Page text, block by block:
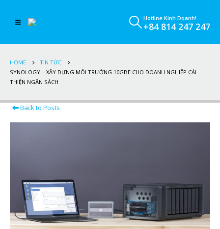
Hotline Kinh Doanh!
+84 814 247 247
HOME
TIN TỨC
SYNOLOGY – XÂY DỰNG MÔI TRƯỜNG 10GBE CHO DOANH NGHIỆP CẢI
THIỆN NGÂN SÁCH
Back to Posts